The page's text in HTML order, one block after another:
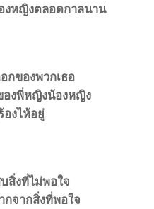
หญิงตลอดกาลนาน
กของพวกเธอ
งพี่หญิงน้องหญิง
งไห้อยู่
สิ่งที่ไม่พอใจ
กจากสิ่งที่พอใจ